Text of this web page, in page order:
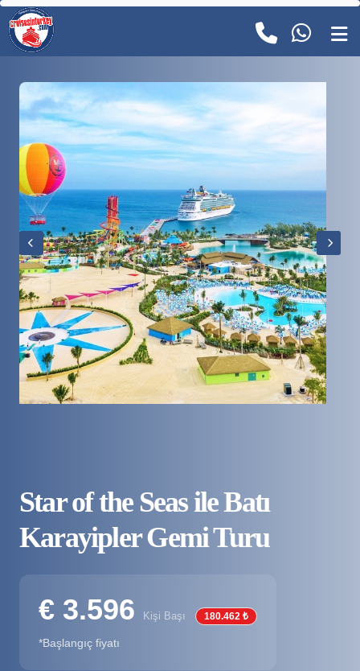
Star of the Seas ile Batı
Karayipler Gemi Turu
€ 3.596 Kişi Başı 180.462 ₺
*Başlangıç fiyatı